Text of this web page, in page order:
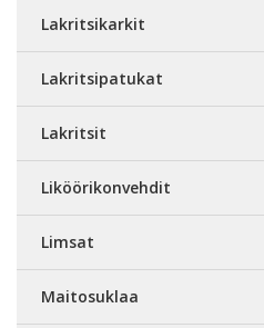
Lakritsikarkit
Lakritsipatukat
Lakritsit
Liköörikonvehdit
Limsat
Maitosuklaa